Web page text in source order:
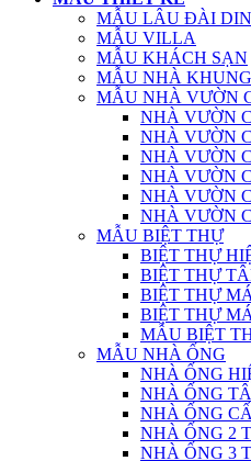
MẪU LÂU ĐÀI
MẪU VILLA
MẪU KHÁCH SẠN
MẪU NHÀ
MẪU NHÀ VƯỜN
NHÀ VƯỜN
NHÀ VƯỜN
NHÀ VƯỜN
NHÀ VƯỜN
NHÀ VƯỜN
NHÀ VƯỜN
MẪU BIỆT THỰ
BIỆT THỰ
BIỆT THỰ
BIỆT THỰ
BIỆT THỰ
MẪU BIỆT
MẪU NHÀ ỐNG
NHÀ ỐNG
NHÀ ỐNG
NHÀ ỐNG
NHÀ ỐNG 2
NHÀ ỐNG 3